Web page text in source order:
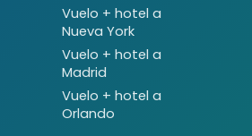
Vuelo + hotel a
Nueva York
Vuelo + hotel a
Madrid
Vuelo + hotel a
Orlando